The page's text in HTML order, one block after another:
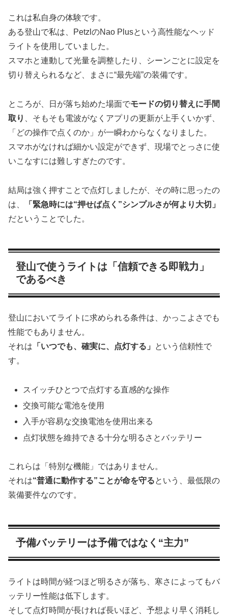
これは私自身の体験です。
ある登山で私は、PetzlのNao Plusという高性能なヘッド
ライトを使用していました。
スマホと連動して光量を調整したり、シーンごとに設定を
切り替えられるなど、まさに“最先端”の装備です。
ところが、日が落ち始めた場面でモードの切り替えに手間
取り
、そもそも電波がなくアプリの更新が上手くいかず、
「どの操作で点くのか」が一瞬わからなくなりました。
スマホがなければ細かい設定ができず、現場でとっさに使
いこなすには難しすぎたのです。
結局は強く押すことで点灯しましたが、その時に思ったの
は、
「緊急時には“押せば点く”シンプルさが何より大切」
だということでした。
登山で使うライトは「信頼できる即戦力」
であるべき
登山においてライトに求められる条件は、かっこよさでも
性能でもありません。
それは 「いつでも、確実に、点灯する」
という信頼性で
す。
スイッチひとつで点灯する直感的な操作
交換可能な電池を使用
入手が容易な交換電池を使用出来る
点灯状態を維持できる十分な明るさとバッテリー
これらは「特別な機能」ではありません。
それは“普通に動作する”ことが命を守るという、最低限の
装備要件なのです。
予備バッテリーは予備ではなく“主力”
ライトは時間が経つほど明るさが落ち、寒さによってもバ
ッテリー性能は低下します。
そして点灯時間が長ければ長いほど、予想より早く消耗し